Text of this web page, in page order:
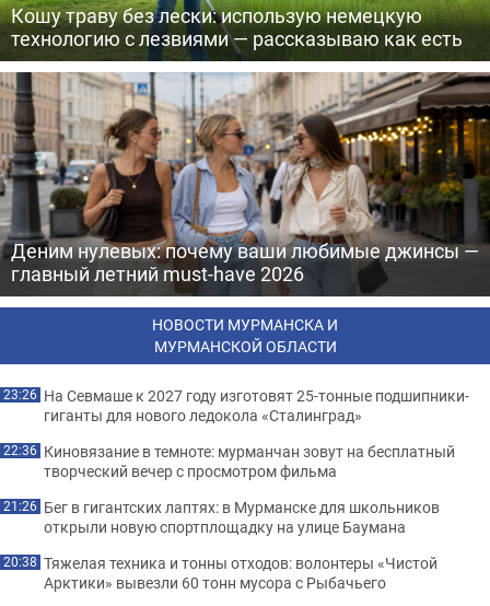
Кошу траву без лески: использую немецкую
технологию с лезвиями — рассказываю как есть
Деним нулевых: почему ваши любимые джинсы —
главный летний must-have 2026
НОВОСТИ МУРМАНСКА И
МУРМАНСКОЙ ОБЛАСТИ
23:26 На Севмаше к 2027 году изготовят 25-тонные подшипники-
гиганты для нового ледокола «Сталинград»
22:36 Киновязание в темноте: мурманчан зовут на бесплатный
творческий вечер с просмотром фильма
21:26 Бег в гигантских лаптях: в Мурманске для школьников
открыли новую спортплощадку на улице Баумана
20:38 Тяжелая техника и тонны отходов: волонтеры «Чистой
Арктики» вывезли 60 тонн мусора с Рыбачьего